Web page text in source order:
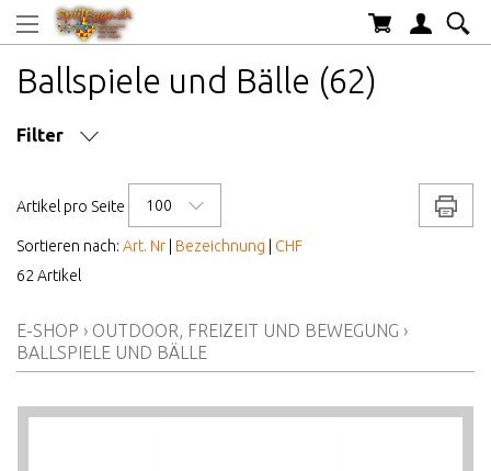
Ballspiele und Bälle (62)
Filter
AB WELCHEM ALTER
PREIS VON BIS
AKTIONEN/NEUHEITEN/HIGHLIGHTS
Artikel pro Seite 100
Sortieren nach: Art. Nr Bezeichnung
CHF
62 Artikel
E-SHOP › OUTDOOR, FREIZEIT UND BEWEGUNG ›
BALLSPIELE UND BÄLLE